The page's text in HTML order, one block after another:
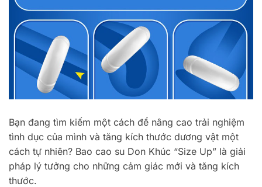
Bạn đang tìm kiếm một cách để nâng cao trải nghiệm
tình dục của mình và tăng kích thước dương vật một
cách tự nhiên? Bao cao su Don Khúc “Size Up” là giải
pháp lý tưởng cho những cảm giác mới và tăng kích
thước.